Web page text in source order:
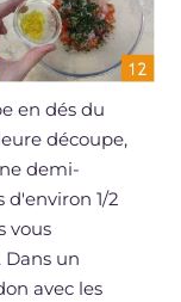
en dés du
découpe,
demi-
d'environ 1/2
vous
Dans un
avec les